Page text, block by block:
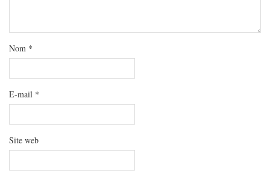
Nom *
E-mail *
Site web